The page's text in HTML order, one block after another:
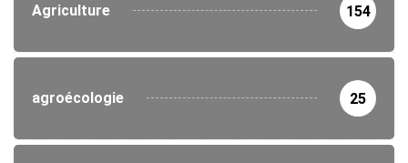
Agriculture 154
agroécologie 25